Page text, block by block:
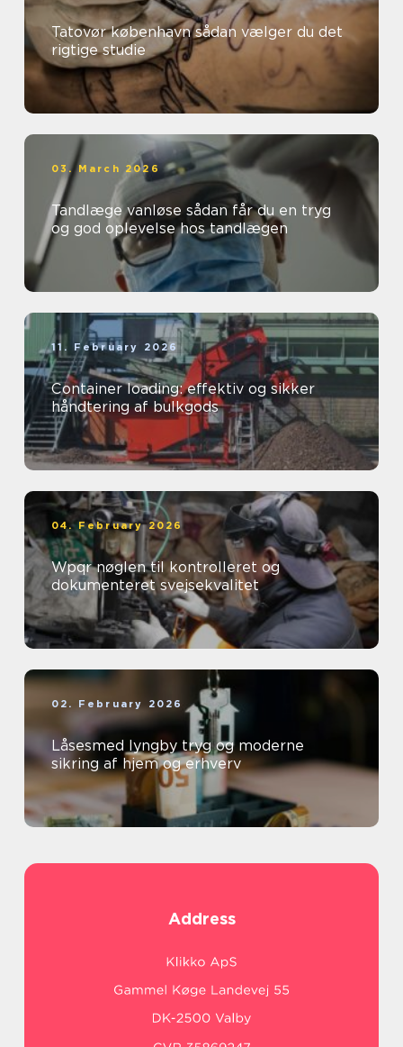
Tatovør københavn sådan vælger du det
rigtige studie
03. March 2026
Tandlæge vanløse sådan får du en tryg
og god oplevelse hos tandlægen
11. February 2026
Container loading: effektiv og sikker
håndtering af bulkgods
04. February 2026
Wpqr nøglen til kontrolleret og
dokumenteret svejsekvalitet
02. February 2026
Låsesmed lyngby tryg og moderne
sikring af hjem og erhverv
Address